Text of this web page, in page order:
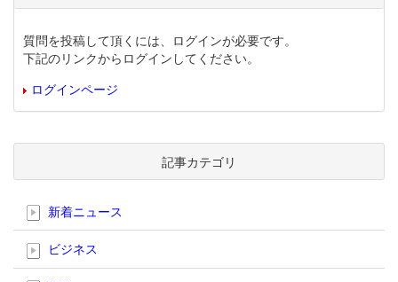
質問を投稿して頂くには、ログインが必要です。
下記のリンクからログインしてください。
ログインページ
記事カテゴリ
新着ニュース
ビジネス